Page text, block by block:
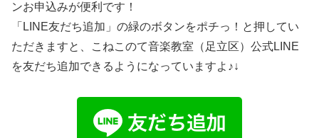
ンお申込みが便利です！
「LINE友だち追加」の緑のボタンをポチっ！と押してい
ただきますと、こねこのて音楽教室（足立区）公式LINE
を友だち追加できるようになっていますよ♪↓